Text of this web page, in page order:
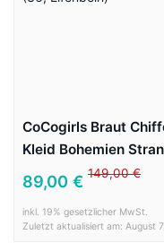
CoCogirls Braut
Kleid Bohemien
Abendkleid (36,
89,00 € 149,00 €
inkl. 19% gesetzlicher MwSt.
Zuletzt aktualisiert am: August